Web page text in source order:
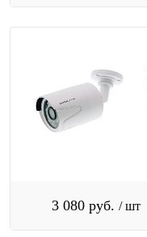
3 080 руб. / шт